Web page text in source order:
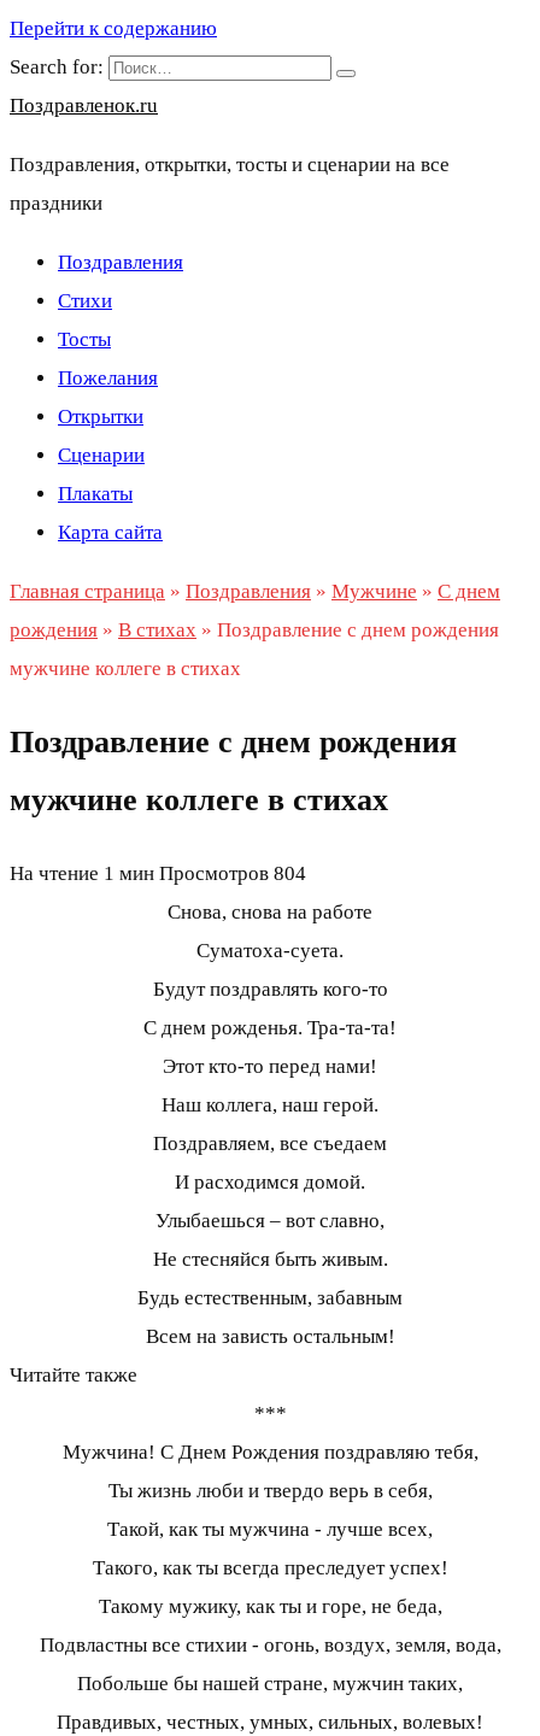
Перейти к содержанию
Search for:
Поздравленок.ru
Поздравления, открытки, тосты и сценарии на все
праздники
Поздравления
Стихи
Тосты
Пожелания
Открытки
Сценарии
Плакаты
Карта сайта
Главная страница » Поздравления » Мужчине » С днем
рождения » В стихах » Поздравление с днем рождения
мужчине коллеге в стихах
Поздравление с днем рождения
мужчине коллеге в стихах
На чтение 1 мин Просмотров 804
Снова, снова на работе
Суматоха-суета.
Будут поздравлять кого-то
С днем рожденья. Тра-та-та!
Этот кто-то перед нами!
Наш коллега, наш герой.
Поздравляем, все съедаем
И расходимся домой.
Улыбаешься – вот славно,
Не стесняйся быть живым.
Будь естественным, забавным
Всем на зависть остальным!
Читайте также
***
Мужчина! С Днем Рождения поздравляю тебя,
Ты жизнь люби и твердо верь в себя,
Такой, как ты мужчина - лучше всех,
Такого, как ты всегда преследует успех!
Такому мужику, как ты и горе, не беда,
Подвластны все стихии - огонь, воздух, земля, вода,
Побольше бы нашей стране, мужчин таких,
Правдивых, честных, умных, сильных, волевых!